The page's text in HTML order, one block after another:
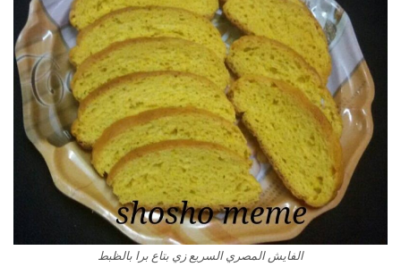
الفايش المصري السريع زي بتاع برا بالظبط